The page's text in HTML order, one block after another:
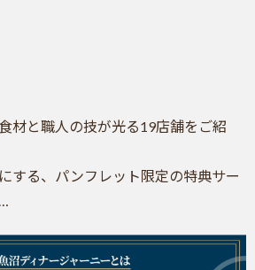
材と職人の技が光る19店舗をご紹
する、パンフレット限定の特典サー